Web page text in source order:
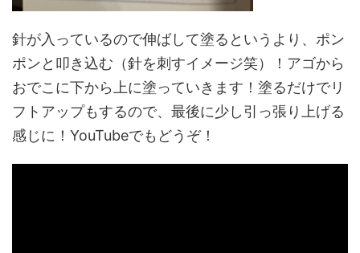
針が入っているので伸ばして塗るというより、ポン
ポンと叩き込む（針を刺すイメージ笑）！アゴから
おでこに下から上に塗っていきます！塗るだけでリ
フトアップもするので、最後に少し引っ張り上げる
感じに！YouTubeでもどうぞ！